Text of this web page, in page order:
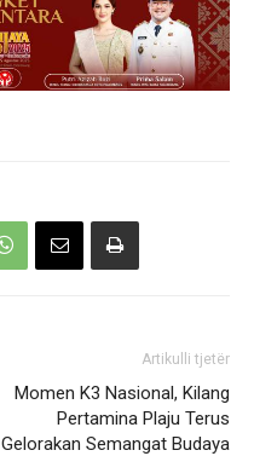
Artikulli tjetër
Momen K3 Nasional, Kilang
Pertamina Plaju Terus
Gelorakan Semangat Budaya